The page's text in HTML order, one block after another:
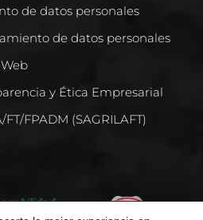
de datos personales
de datos personales
y Ética Empresarial
FPADM (SAGRILAFT)